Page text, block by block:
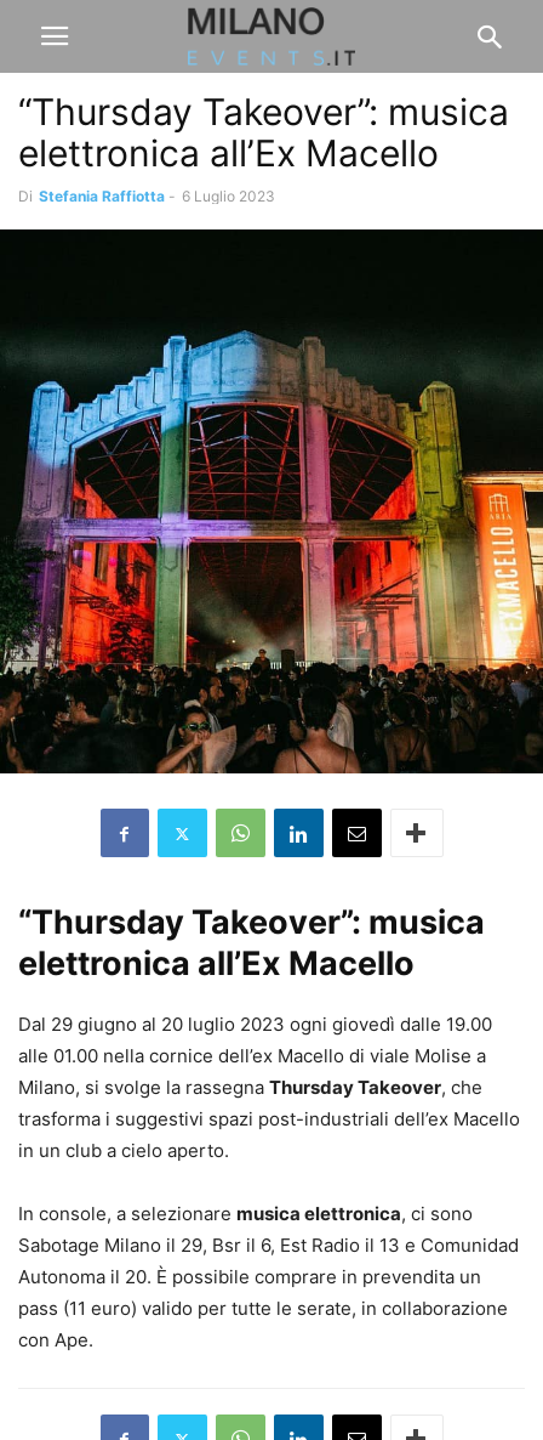
“Thursday Takeover”: musica
elettronica all’Ex Macello
Di Stefania Raffiotta - 6 Luglio 2023
“Thursday Takeover”: musica
elettronica all’Ex Macello
Dal 29 giugno al 20 luglio 2023 ogni giovedì dalle 19.00
alle 01.00 nella cornice dell’ex Macello di viale Molise a
Milano, si svolge la rassegna Thursday Takeover, che
trasforma i suggestivi spazi post-industriali dell’ex Macello
in un club a cielo aperto.
In console, a selezionare musica elettronica, ci sono
Sabotage Milano il 29, Bsr il 6, Est Radio il 13 e Comunidad
Autonoma il 20. È possibile comprare in prevendita un
pass (11 euro) valido per tutte le serate, in collaborazione
con Ape.